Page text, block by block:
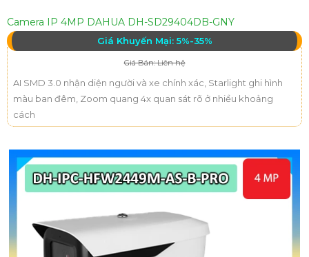
Camera IP 4MP DAHUA DH-SD29404DB-GNY
Giá Khuyến Mại: 5%-35%
Giá Bán: Liên hệ
AI SMD 3.0 nhận diện người và xe chính xác, Starlight ghi hình
màu ban đêm, Zoom quang 4x quan sát rõ ở nhiều khoảng
cách